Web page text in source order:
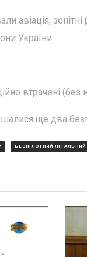
авіація,
України.
втрачені (без
ще два
БЕЗПІЛОТНИЙ ЛІТАЛЬНИЙ